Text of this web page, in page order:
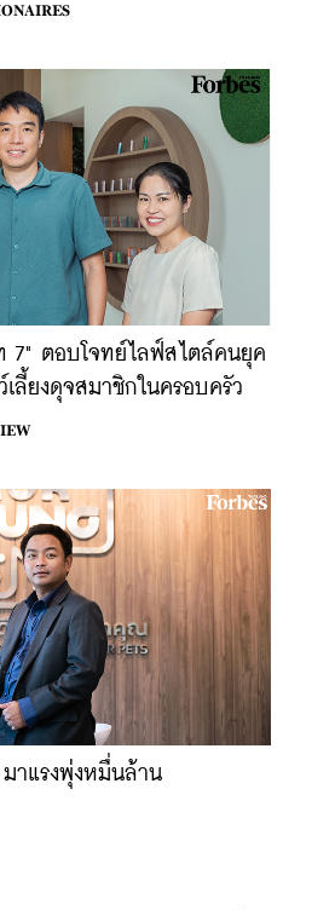
7" ตอบโจทย์ไลฟ์สไตล์คนยุค
ลี้ยงดุจสมาชิกในครอบครัว
มาแรงพุ่งหมื่นล้าน